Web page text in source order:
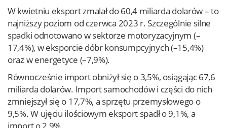
W kwietniu eksport zmalał do 60,4 miliarda dolarów – to
najniższy poziom od czerwca 2023 r. Szczególnie silne
spadki odnotowano w sektorze motoryzacyjnym (–
17,4%), w eksporcie dóbr konsumpcyjnych (–15,4%)
oraz w energetyce (–7,9%).
Równocześnie import obniżył się o 3,5%, osiągając 67,6
miliarda dolarów. Import samochodów i części do nich
zmniejszył się o 17,7%, a sprzętu przemysłowego o
9,5%. W ujęciu ilościowym eksport spadł o 9,1%, a